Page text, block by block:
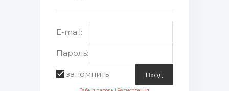
E-mail:
Пароль:
запомнить